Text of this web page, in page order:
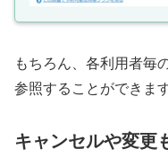
もちろん、各利用者毎
参照することができます
キャンセルや変更